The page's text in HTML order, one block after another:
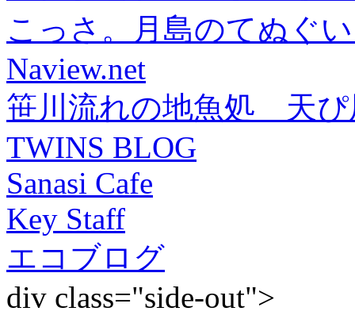
こっさ。月島のてぬぐ
Naview.net
笹川流れの地魚処 天ぴ
TWINS BLOG
Sanasi Cafe
Key Staff
エコブログ
div class="side-out">